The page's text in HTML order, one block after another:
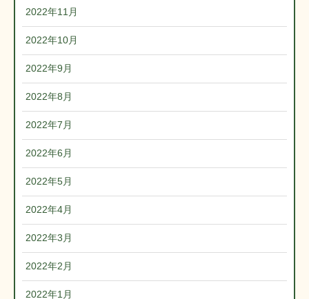
2022年11月
2022年10月
2022年9月
2022年8月
2022年7月
2022年6月
2022年5月
2022年4月
2022年3月
2022年2月
2022年1月